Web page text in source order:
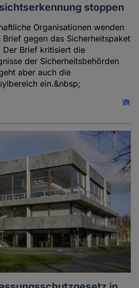
stoppen
Organisationen wenden
Brief gegen das Sicherheitspaket
Der Brief kritisiert die
der Sicherheitsbehörden
aber auch die
ein.&nbsp;